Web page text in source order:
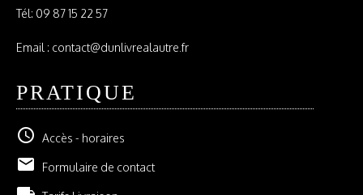
Tél: 09 87 15 22 57
Email : contact@dunlivrealautre.fr
PRATIQUE
schedule Accès - horaires
email Formulaire de contact